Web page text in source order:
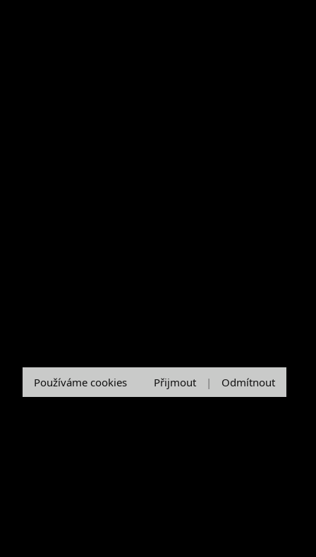
Používáme cookies Přijmout | Odmítnout